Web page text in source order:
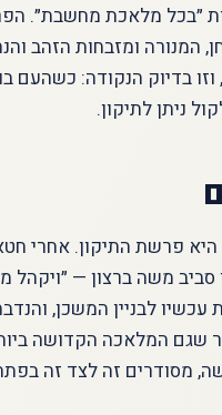
״בכל מלאכת מחשבת״.
המנורה ומזבחות הזהב
וזו בדיוק הנקודה:
ניתן לתיקון.
היא פרשת התיקון. אחרי
סביב משה ברצון —
עכשיו לבניין המשכן,
שגם המלאכה הקדושה
מסודרים זה לצד זה